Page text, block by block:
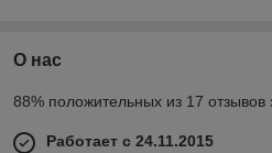
популярные домики-
дороги , аэрохоккеи и
туристических товаров -
О нас
88% положительных из 17 отзывов
Работает с 24.11.2015